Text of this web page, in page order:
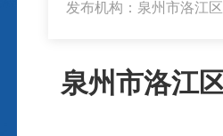
发布机构：泉州市洛江
泉州市洛江